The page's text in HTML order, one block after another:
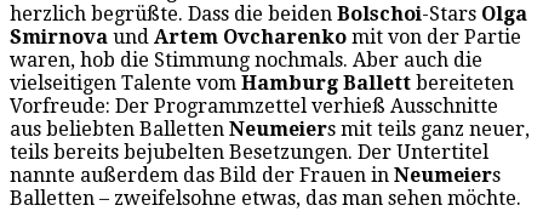
herzlich begrüßte. Dass die beiden Bolschoi-Stars Olga
Smirnova und Artem Ovcharenko mit von der Partie
waren, hob die Stimmung nochmals. Aber auch die
vielseitigen Talente vom Hamburg Ballett bereiteten
Vorfreude: Der Programmzettel verhieß Ausschnitte
aus beliebten Balletten Neumeiers mit teils ganz neuer,
teils bereits bejubelten Besetzungen. Der Untertitel
nannte außerdem das Bild der Frauen in Neumeiers
Balletten – zweifelsohne etwas, das man sehen möchte.